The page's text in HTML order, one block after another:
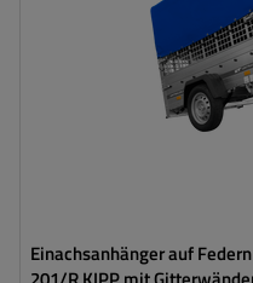
Einachsanhänger auf
Möglichkeit des Versands auf